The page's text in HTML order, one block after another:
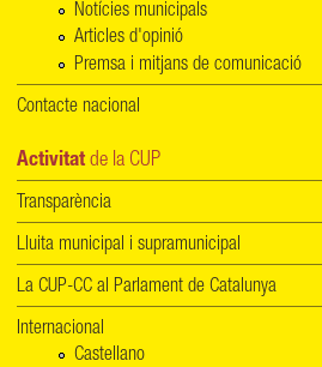
Notícies municipals
Articles d'opinió
Premsa i mitjans de comunicació
Contacte nacional
Activitat de la CUP
Transparència
Lluita municipal i supramunicipal
La CUP-CC al Parlament de Catalunya
Internacional
Castellano